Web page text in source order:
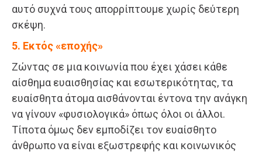
αυτό συχνά τους απορρίπτουμε χωρίς δεύτερη
σκέψη.
5. Εκτός «εποχής»
Ζώντας σε μια κοινωνία που έχει χάσει κάθε
αίσθημα ευαισθησίας και εσωτερικότητας, τα
ευαίσθητα άτομα αισθάνονται έντονα την ανάγκη
να γίνουν «φυσιολογικά» όπως όλοι οι άλλοι.
Τίποτα όμως δεν εμποδίζει τον ευαίσθητο
άνθρωπο να είναι εξωστρεφής και κοινωνικός